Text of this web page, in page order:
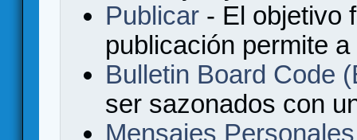
Publicar - El objetivo
publicación permite
Bulletin Board Code
ser sazonados con
Mensajes Personales